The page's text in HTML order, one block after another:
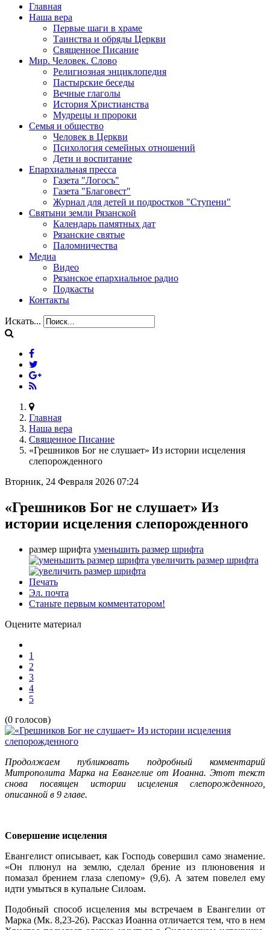
Главная
Наша вера
Первые шаги в храме
Таинства и обряды Церкви
Священное Писание
Мир. Человек. Слово
Религиозная энциклопедия
Пастырские беседы
Вечные глаголы
История Христианства
Мудрецы и пророки
Семья и общество
Человек в Церкви
Психология семейных отношений
Дети и воспитание
Епархиальная пресса
Газета "Логосъ"
Газета "Благовест"
Журнал для детей и подростков "Ступени"
Святыни земли Рязанской
Календарь памятных дат
Рязанские святые
Паломничества
Медиа
Видео
Рязанское епархиальное радио
Подкасты
Контакты
Искать...
Главная
Наша вера
Священное Писание
«Грешников Бог не слушает» Из истории исцеления
слепорожденного
Вторник, 24 Февраля 2026 07:24
«Грешников Бог не слушает» Из
истории исцеления слепорожденного
размер шрифта уменьшить размер шрифта
увеличить размер шрифта
Печать
Эл. почта
Станьте первым комментатором!
Оцените материал
1
2
3
4
5
(0 голосов)
Продолжаем публиковать подробный комментарий
Митрополита Марка на Евангелие от Иоанна. Этот текст
снова посвящен истории исцеления слепорожденного,
описанной в 9 главе.
Совершение исцеления
Евангелист описывает, как Господь совершил само знамение.
«Он плюнул на землю, сделал брение из плюновения и
помазал брением глаза слепому» (9,6). А затем повелел ему
идти умыться в купальне Силоам.
Подобный способ исцеления мы встречаем в Евангелии от
Марка (Мк. 8,23-26). Рассказ Иоанна отличается тем, что в нем